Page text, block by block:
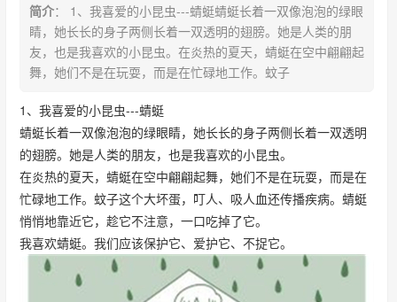
简介： 1、我喜爱的小昆虫---蜻蜓蜻蜓长着一双像泡泡的绿眼
睛，她长长的身子两侧长着一双透明的翅膀。她是人类的朋
友，也是我喜欢的小昆虫。在炎热的夏天，蜻蜓在空中翩翩起
舞，她们不是在玩耍，而是在忙碌地工作。蚊子
1、我喜爱的小昆虫---蜻蜓
蜻蜓长着一双像泡泡的绿眼睛，她长长的身子两侧长着一双透明
的翅膀。她是人类的朋友，也是我喜欢的小昆虫。
在炎热的夏天，蜻蜓在空中翩翩起舞，她们不是在玩耍，而是在
忙碌地工作。蚊子这个大坏蛋，叮人、吸人血还传播疾病。蜻蜓
悄悄地靠近它，趁它不注意，一口吃掉了它。
我喜欢蜻蜓。我们应该保护它、爱护它、不捉它。